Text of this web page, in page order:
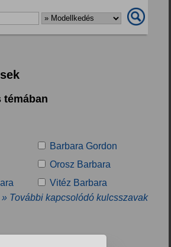
témában
Barbara Gordon
Orosz Barbara
Vitéz Barbara
» További kapcsolódó kulcsszavak